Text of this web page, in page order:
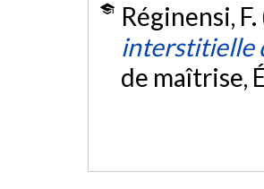
Réginensi,
interstitielle
de maîtrise,